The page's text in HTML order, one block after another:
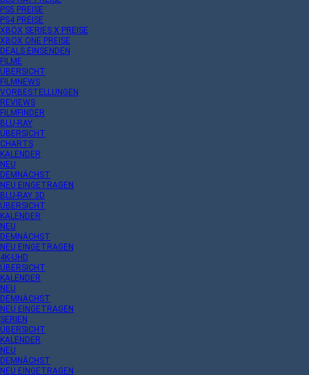
PS5 PREISE
PS4 PREISE
XBOX SERIES X PREISE
XBOX ONE PREISE
DEALS EINSENDEN
FILME
ÜBERSICHT
FILMNEWS
VORBESTELLUNGEN
REVIEWS
FILMFINDER
BLU-RAY
ÜBERSICHT
CHARTS
KALENDER
NEU
DEMNÄCHST
NEU EINGETRAGEN
BLU-RAY 3D
ÜBERSICHT
KALENDER
NEU
DEMNÄCHST
NEU EINGETRAGEN
4K-UHD
ÜBERSICHT
KALENDER
NEU
DEMNÄCHST
NEU EINGETRAGEN
SERIEN
ÜBERSICHT
KALENDER
NEU
DEMNÄCHST
NEU EINGETRAGEN